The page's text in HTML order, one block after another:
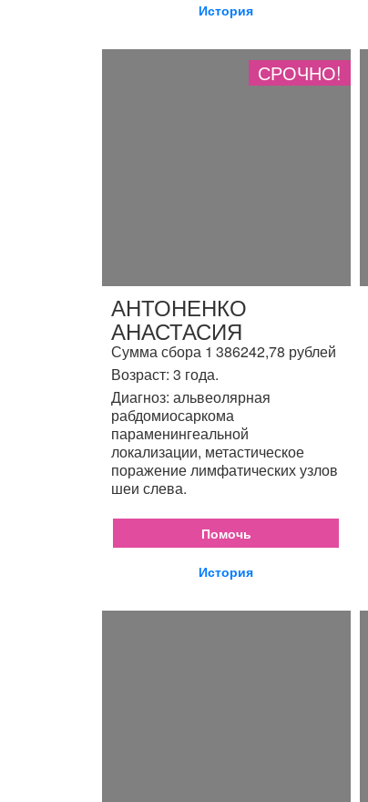
История
СРОЧНО!
АНТОНЕНКО
АНАСТАСИЯ
Сумма сбора 1 386242,78 рублей
Возраст: 3 года.
Диагноз: альвеолярная
рабдомиосаркома
параменингеальной
локализации, метастическое
поражение лимфатических узлов
шеи слева.
Помочь
История